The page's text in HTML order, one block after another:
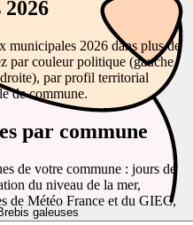
galeuses
municipales 2026 dans plus de
par couleur politique (gauche,
par profil territorial
de commune.
par commune
de votre commune : jours de
du niveau de la mer,
de Météo France et du GIEC,